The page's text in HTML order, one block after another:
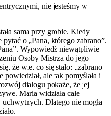
nie jesteśmy w
sama przy grobie. Kiedy
pytać o „Pana, którego zabrano”.
Wypowiedź niewątpliwie
Osoby Mistrza do jego
że wie, co się stało: „zabrano
ale tak pomyślała i
dialogu pokaże, że jej
Maria widziała całe
Dlatego nie mogła